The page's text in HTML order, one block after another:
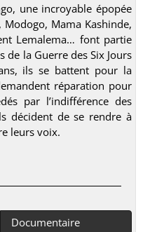
une incroyable épopée
Mama Kashinde,
Lemalema… font partie
de la Guerre des Six Jours
ils se battent pour la
réparation pour
par l’indifférence des
décident de se rendre à
leurs voix.
Documentaire